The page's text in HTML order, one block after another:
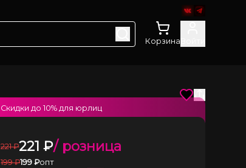
Корзина
221 ₽221 ₽/ розница
199 ₽199 ₽опт
Скидки до10% для юрлиц